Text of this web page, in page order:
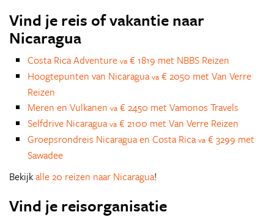
Vind je reis of vakantie naar
Nicaragua
Costa Rica Adventure va € 1819 met NBBS Reizen
Hoogtepunten van Nicaragua va € 2050 met Van Verre
Reizen
Meren en Vulkanen va € 2450 met Vamonos Travels
Selfdrive Nicaragua va € 2100 met Van Verre Reizen
Groepsrondreis Nicaragua en Costa Rica va € 3299 met
Sawadee
Bekijkalle 20 reizen naar Nicaragua!
Vind je reisorganisatie